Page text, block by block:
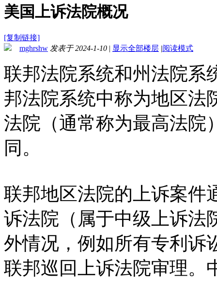
美国上诉法院概况
[复制链接]
mghrshw 发表于 2024-1-10 | 显示全部楼层 |阅读模式
联邦法院系统和州法院系
邦法院系统中称为地区法
法院（通常称为最高法院
同。
联邦地区法院的上诉案件
诉法院（属于中级上诉法
外情况，例如所有专利诉
联邦巡回上诉法院审理。